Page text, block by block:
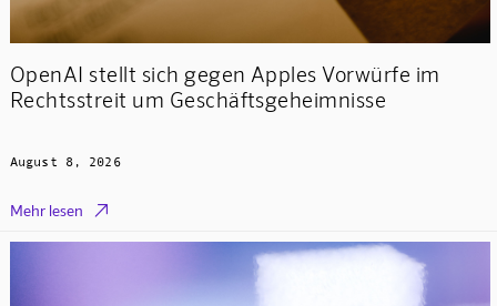
OpenAI stellt sich gegen Apples Vorwürfe im
Rechtsstreit um Geschäftsgeheimnisse
August 8, 2026
Mehr lesen 